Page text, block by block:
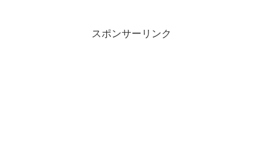
スポンサーリンク